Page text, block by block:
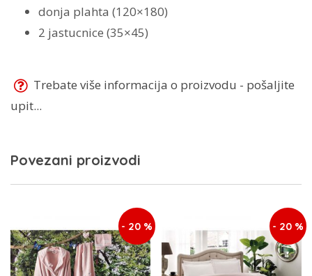
donja plahta (120×180)
2 jastucnice (35×45)
Trebate više informacija o proizvodu - pošaljite
upit...
Povezani proizvodi
- 20 % - 20 %